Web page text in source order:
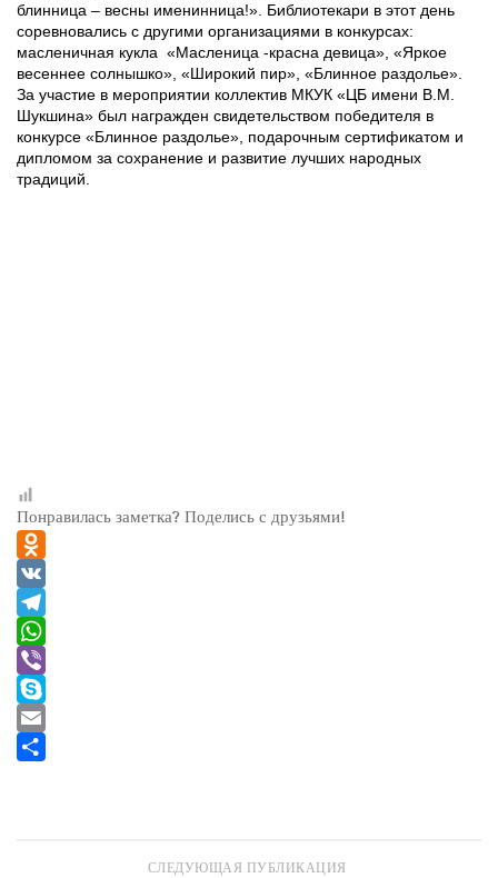
блинница – весны именинница!». Библиотекари в этот день
соревновались с другими организациями в конкурсах:
масленичная кукла «Масленица -красна девица», «Яркое
весеннее солнышко», «Широкий пир», «Блинное раздолье».
За участие в мероприятии коллектив МКУК «ЦБ имени В.М.
Шукшина» был награжден свидетельством победителя в
конкурсе «Блинное раздолье», подарочным сертификатом и
дипломом за сохранение и развитие лучших народных
традиций.
Понравилась заметка? Поделись с друзьями!
Odnoklassniki
VK
Telegram
WhatsApp
Viber
Skype
Email
СЛЕДУЮЩАЯ ПУБЛИКАЦИЯ